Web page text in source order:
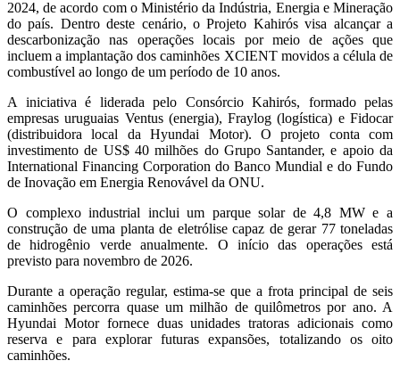
2024, de acordo com o Ministério da Indústria, Energia e Mineração
do país. Dentro deste cenário, o Projeto Kahirós visa alcançar a
descarbonização nas operações locais por meio de ações que
incluem a implantação dos caminhões XCIENT movidos a célula de
combustível ao longo de um período de 10 anos.
A iniciativa é liderada pelo Consórcio Kahirós, formado pelas
empresas uruguaias Ventus (energia), Fraylog (logística) e Fidocar
(distribuidora local da Hyundai Motor). O projeto conta com
investimento de US$ 40 milhões do Grupo Santander, e apoio da
International Financing Corporation do Banco Mundial e do Fundo
de Inovação em Energia Renovável da ONU.
O complexo industrial inclui um parque solar de 4,8 MW e a
construção de uma planta de eletrólise capaz de gerar 77 toneladas
de hidrogênio verde anualmente. O início das operações está
previsto para novembro de 2026.
Durante a operação regular, estima-se que a frota principal de seis
caminhões percorra quase um milhão de quilômetros por ano. A
Hyundai Motor fornece duas unidades tratoras adicionais como
reserva e para explorar futuras expansões, totalizando os oito
caminhões.